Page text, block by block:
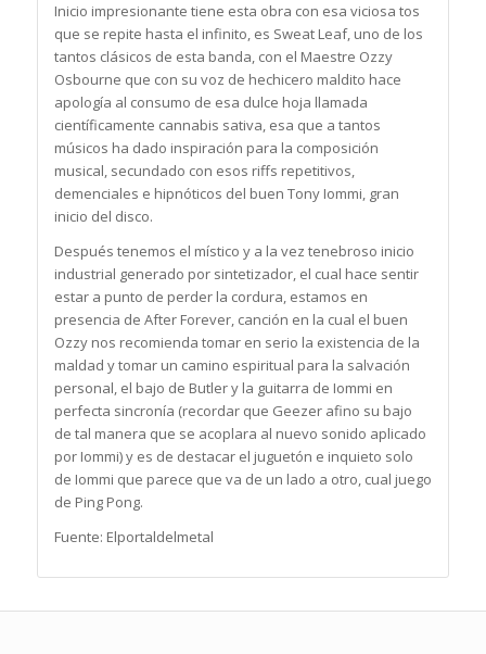
Inicio impresionante tiene esta obra con esa viciosa tos
que se repite hasta el infinito, es Sweat Leaf, uno de los
tantos clásicos de esta banda, con el Maestre Ozzy
Osbourne que con su voz de hechicero maldito hace
apología al consumo de esa dulce hoja llamada
científicamente cannabis sativa, esa que a tantos
músicos ha dado inspiración para la composición
musical, secundado con esos riffs repetitivos,
demenciales e hipnóticos del buen Tony Iommi, gran
inicio del disco.
Después tenemos el místico y a la vez tenebroso inicio
industrial generado por sintetizador, el cual hace sentir
estar a punto de perder la cordura, estamos en
presencia de After Forever, canción en la cual el buen
Ozzy nos recomienda tomar en serio la existencia de la
maldad y tomar un camino espiritual para la salvación
personal, el bajo de Butler y la guitarra de Iommi en
perfecta sincronía (recordar que Geezer afino su bajo
de tal manera que se acoplara al nuevo sonido aplicado
por Iommi) y es de destacar el juguetón e inquieto solo
de Iommi que parece que va de un lado a otro, cual juego
de Ping Pong.
Fuente: Elportaldelmetal